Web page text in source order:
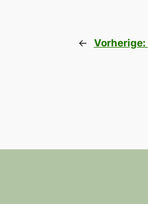
← Vorherige: